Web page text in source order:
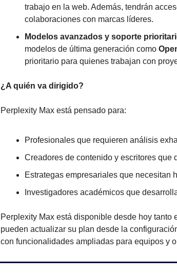
trabajo en la web. Además, tendrán
colaboraciones con marcas líderes.
Modelos avanzados y soporte
modelos de última generación como
prioritario para quienes trabajan con
¿A quién va dirigido?
Perplexity Max está pensado para:
Profesionales que requieren análisis
Creadores de contenido y escritores
Estrategas empresariales que necesitan
Investigadores académicos que
Perplexity Max está disponible desde hoy
pueden actualizar su plan desde la
con funcionalidades ampliadas para equipos y